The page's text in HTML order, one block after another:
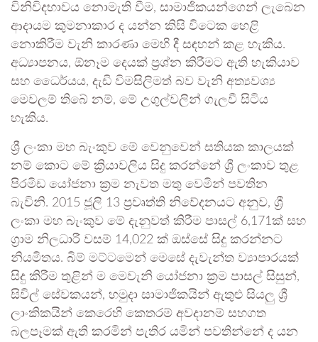
විනිවිදභාවය නොමැති වීම, සාමාජිකයන්ගෙන් ලැබෙන
ආදායම කුමනාකාර ද යන්න කිසි විටෙක හෙළි
නොකිරීම වැනි කාරණා මෙහි දී සඳහන් කළ හැකිය.
අධ්‍යාපනය, ඕනෑම දෙයක් ප්‍රශ්න කිරීමට ඇති හැකියාව
සහ ධෛර්යය, දැඩි විමසිලිමත් බව වැනි අත්‍යවශ්‍ය
මෙවලම් තිබේ නම්, මේ උගුල්වලින් ගැලවී සිටිය
හැකිය.
ශ්‍රී ලංකා මහ බැංකුව මේ වෙනුවෙන් සතියක කාලයක්
නම් කොට මේ ක්‍රියාවලිය සිදු කරන්නේ ශ්‍රී ලංකාව තුළ
පිරමිඩ යෝජනා ක්‍රම නැවත මතු වෙමින් පවතින
බැවිනි. 2015 ජූලි 13 ප්‍රවෘත්ති නිවේදනයට අනුව, ශ්‍රී
ලංකා මහ බැංකුව මේ දැනුවත් කිරීම පාසල් 6,171ක් සහ
ග්‍රාම නිලධාරී වසම් 14,022 ක් ඔස්සේ සිදු කරන්නට
නියමිතය. බිම් මට්ටමෙන් මෙසේ දැවැන්ත ව්‍යාපාරයක්
සිදු කිරීම තුළින් ම මෙවැනි යෝජනා ක්‍රම පාසල් සිසුන්,
සිවිල් සේවකයන්, හමුදා සාමාජිකයින් ඇතුළු සියලු ශ්‍රී
ලාංකිකයින් කෙරෙහි කෙතරම් අවදානම් සහගත
බලපෑමක් ඇති කරමින් පැතිර යමින් පවතින්නේ ද යන